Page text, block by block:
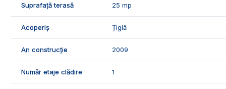
- parchet laminat;
- obiecte sanitare;
- usi interioare din lemn;
- mobilier.
🤝Recomandam aceasta proprietate familiilor care
transport in comun, supermarket-uri, gradinite.
Suprafață terasă 25 mp
Acoperiș Țiglă
An construcție 2009
Număr etaje clădire 1